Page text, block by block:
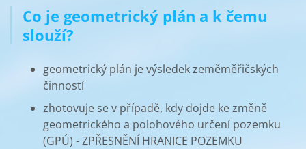
Co je geometrický plán a k čemu
slouží?
geometrický plán je výsledek zeměměřičských
činností
zhotovuje se v případě, kdy dojde ke změně
geometrického a polohového určení pozemku
(GPÚ) - ZPŘESNĚNÍ HRANICE POZEMKU